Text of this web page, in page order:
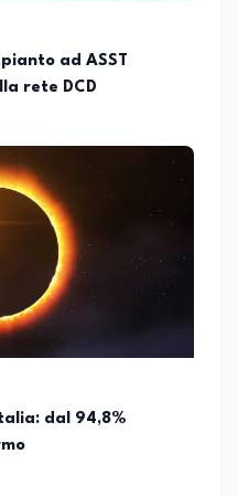
principali passioni
la musica, che
lei importanti
disciplina ed
ad ASST
rete DCD
dal 94,8%